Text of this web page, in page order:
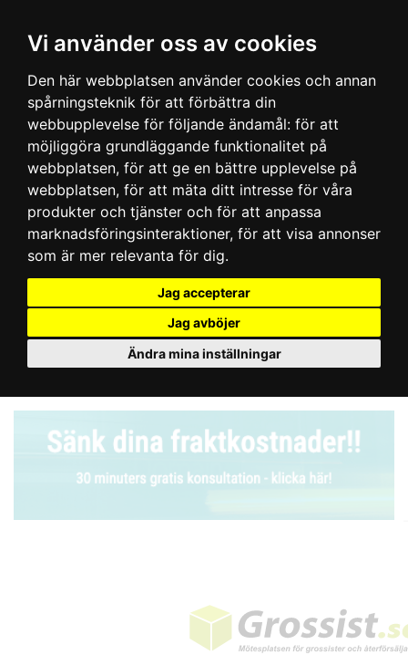
Vi använder oss av cookies
Den här webbplatsen använder cookies och annan
spårningsteknik för att förbättra din
webbupplevelse för följande ändamål: för att
möjliggöra grundläggande funktionalitet på
webbplatsen, för att ge en bättre upplevelse på
webbplatsen, för att mäta ditt intresse för våra
produkter och tjänster och för att anpassa
marknadsföringsinteraktioner, för att visa annonser
som är mer relevanta för dig.
Jag accepterar
Jag avböjer
Ändra mina inställningar